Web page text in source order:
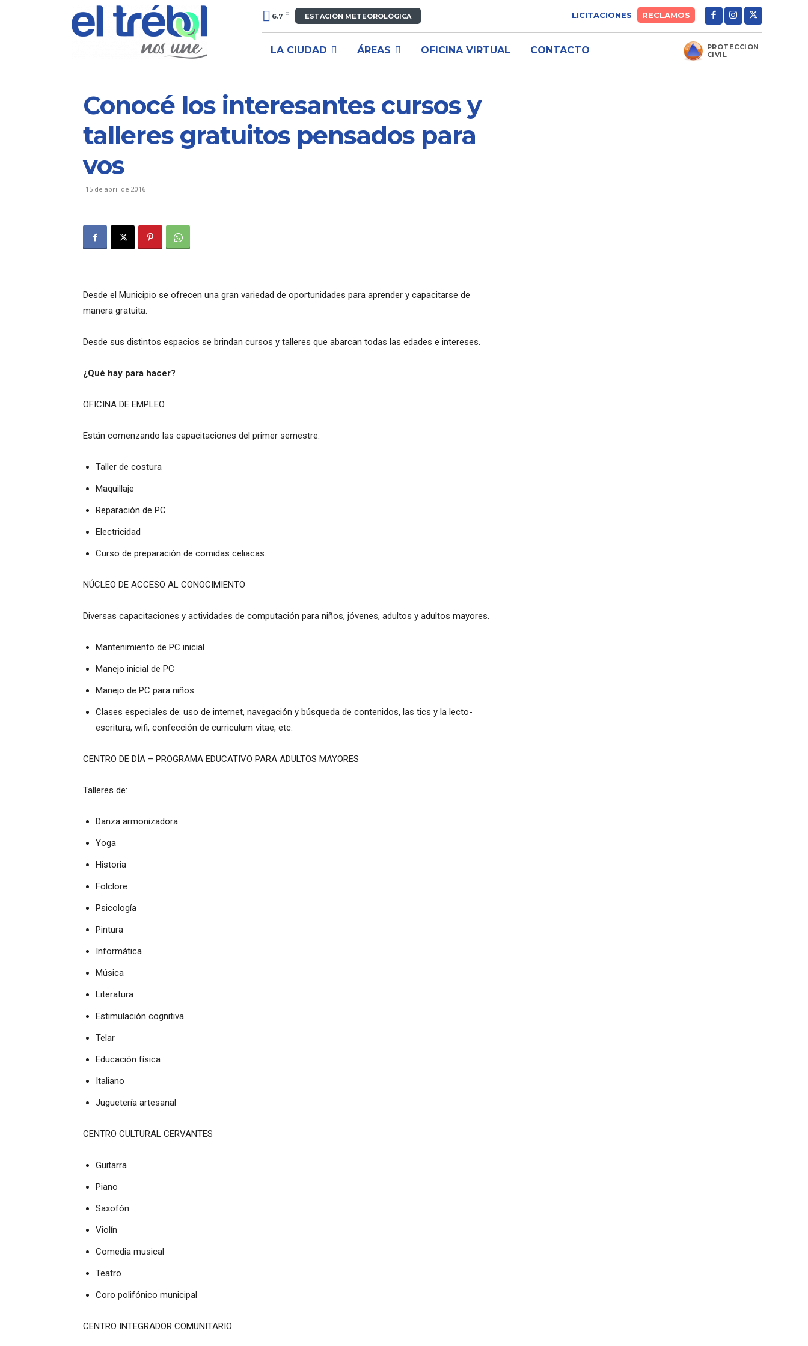
6.7 C ESTACIÓN METEOROLÓGICA LICITACIONES RECLAMOS
LA CIUDAD ÁREAS OFICINA VIRTUAL CONTACTO
PROTECCIÓN
CIVIL
Conocé los interesantes cursos y
talleres gratuitos pensados para
vos
15 de abril de 2016
Desde el Municipio se ofrecen una gran variedad de oportunidades para aprender y capacitarse de
manera gratuita.
Desde sus distintos espacios se brindan cursos y talleres que abarcan todas las edades e intereses.
¿Qué hay para hacer?
OFICINA DE EMPLEO
Están comenzando las capacitaciones del primer semestre.
Taller de costura
Maquillaje
Reparación de PC
Electricidad
Curso de preparación de comidas celiacas.
NÚCLEO DE ACCESO AL CONOCIMIENTO
Diversas capacitaciones y actividades de computación para niños, jóvenes, adultos y adultos mayores.
Mantenimiento de PC inicial
Manejo inicial de PC
Manejo de PC para niños
Clases especiales de: uso de internet, navegación y búsqueda de contenidos, las tics y la lecto-
escritura, wifi, confección de curriculum vitae, etc.
CENTRO DE DÍA – PROGRAMA EDUCATIVO PARA ADULTOS MAYORES
Talleres de:
Danza armonizadora
Yoga
Historia
Folclore
Psicología
Pintura
Informática
Música
Literatura
Estimulación cognitiva
Telar
Educación física
Italiano
Juguetería artesanal
CENTRO CULTURAL CERVANTES
Guitarra
Piano
Saxofón
Violín
Comedia musical
Teatro
Coro polifónico municipal
CENTRO INTEGRADOR COMUNITARIO